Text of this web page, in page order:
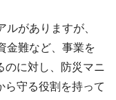
がありますが、
金難など、事業を
のに対し、防災マニ
ら守る役割を持って